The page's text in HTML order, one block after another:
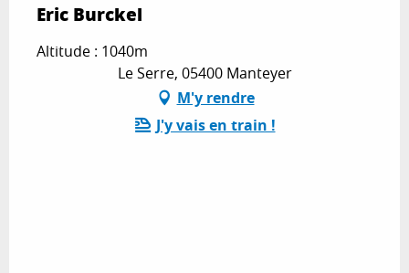
Eric Burckel
Altitude : 1040m
Le Serre, 05400 Manteyer
M'y rendre
J'y vais en train !